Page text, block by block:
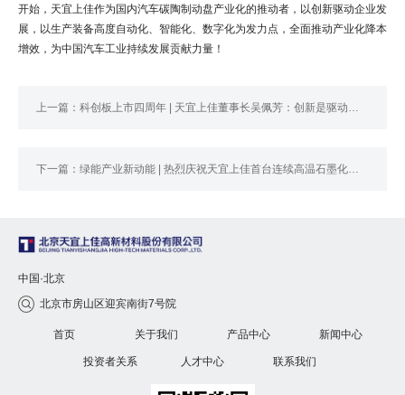
开始，天宜上佳作为国内汽车碳陶制动盘产业化的推动者，以创新驱动企业发
展，以生产装备高度自动化、智能化、数字化为发力点，全面推动产业化降本
增效，为中国汽车工业持续发展贡献力量！
上一篇：科创板上市四周年 | 天宜上佳董事长吴佩芳：创新是驱动科技企业发展的动力
下一篇：绿能产业新动能 | 热烈庆祝天宜上佳首台连续高温石墨化炉成功投产
中国·北京
 北京市房山区迎宾南街7号院
首页 关于我们 产品中心 新闻中心
投资者关系 人才中心 联系我们